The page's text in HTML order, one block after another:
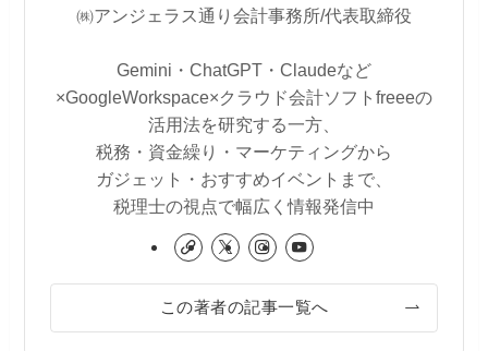
㈱アンジェラス通り会計事務所/代表取締役
Gemini・ChatGPT・Claudeなど
×GoogleWorkspace×クラウド会計ソフトfreeeの
活用法を研究する一方、
税務・資金繰り・マーケティングから
ガジェット・おすすめイベントまで、
税理士の視点で幅広く情報発信中
この著者の記事一覧へ